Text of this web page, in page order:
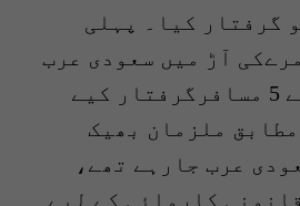
کو گرفتار کیا۔ پہلی
آڑ میں سعودی عرب
کا سفر کرنے والے 5 مسافرگرفتار کیے
ملزمان بھیک
عرب جارہے تھے،
کاروائی کے لیے